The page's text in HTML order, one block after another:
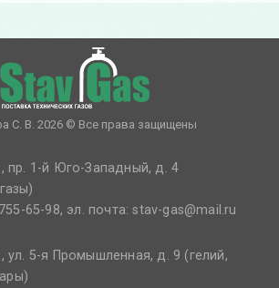
С. В. 2026 © Все права защищены
пр. 1-й Юго-Западный, д. 4
65-98, эл. почта: stav-gas@mail.ru​
ул. 5-я Промышленная, д. 9 (гелий,